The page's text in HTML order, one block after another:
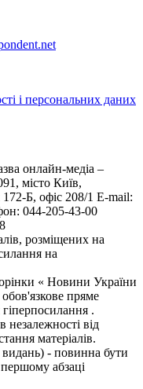
і персональних даних
онлайн-медіа –
місто Київ,
Б, офіс 208/1 E-mail:
044-205-43-00
розміщених на
на
« Новини України
обов'язкове пряме
.
від
матеріалів.
видань) - повинна бути
абзаці